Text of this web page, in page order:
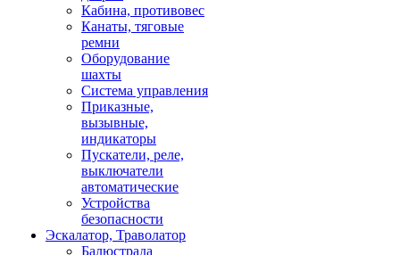
Кабина, противовес
Канаты, тяговые
ремни
Оборудование
шахты
Система управления
Приказные,
вызывные,
индикаторы
Пускатели, реле,
выключатели
автоматические
Устройства
безопасности
Эскалатор, Траволатор
Балюстрада